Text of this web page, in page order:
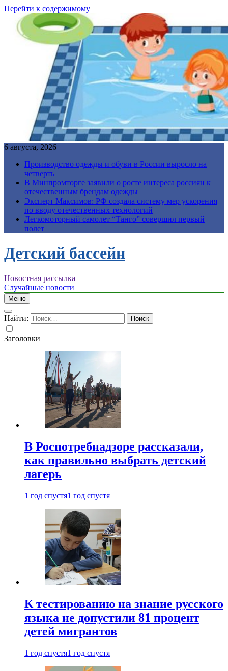
Перейти к содержимому
6 августа, 2026
Производство одежды и обуви в России выросло на
четверть
В Минпромторге заявили о росте интереса россиян к
отечественным брендам одежды
Эксперт Максимов: РФ создала систему мер ускорения
по вводу отечественных технологий
Легкомоторный самолет “Танго” совершил первый
полет
Детский бассейн
Новостная рассылка
Случайные новости
Меню
Найти:
Заголовки
В Роспотребнадзоре рассказали,
как правильно выбрать детский
лагерь
1 год спустя1 год спустя
К тестированию на знание русского
языка не допустили 81 процент
детей мигрантов
1 год спустя1 год спустя